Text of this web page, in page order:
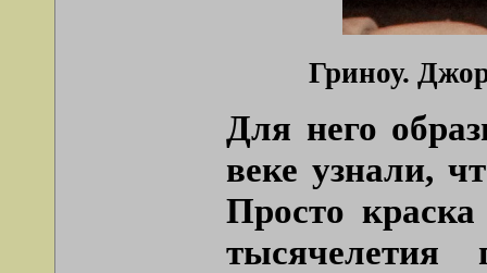
Гриноу.
Для него
веке узнали,
Просто
тысячелетия